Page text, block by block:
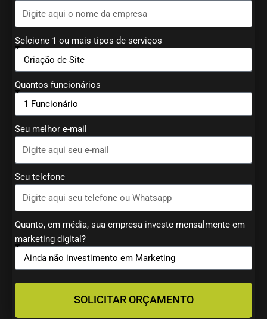
Selcione 1 ou mais tipos de serviços
Quantos funcionários
Seu melhor e-mail
Seu telefone
Quanto, em média, sua empresa investe mensalmente em
marketing digital?
SOLICITAR ORÇAMENTO